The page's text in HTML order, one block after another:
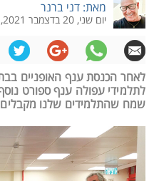
מאת: דני ברנר
יום שני, 20 בדצמבר 2021, 08:18
לאחר הכנסת ענף האופניים
לתלמידי עפולה ענף ספורט
שמח שהתלמידים שלנו מקבלים